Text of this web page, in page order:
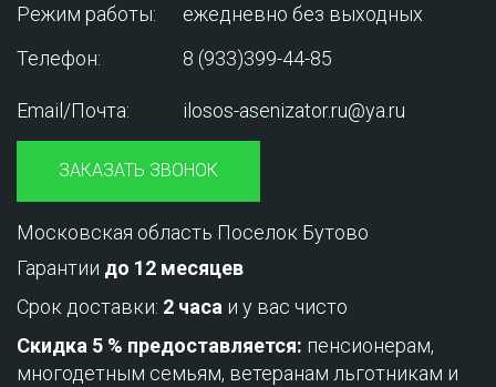
Режим работы:
ежедневно без выходных
Телефон:
8 (933)399-44-85
Email/Почта: ilosos-asenizator.ru@ya.ru
ЗАКАЗАТЬ ЗВОНОК
Московская область Поселок Бутово
Гарантии до 12 месяцев
Срок доставки: 2 часа и у вас чисто
Скидка 5 % предоставляется: пенсионерам,
многодетным семьям, ветеранам льготникам и